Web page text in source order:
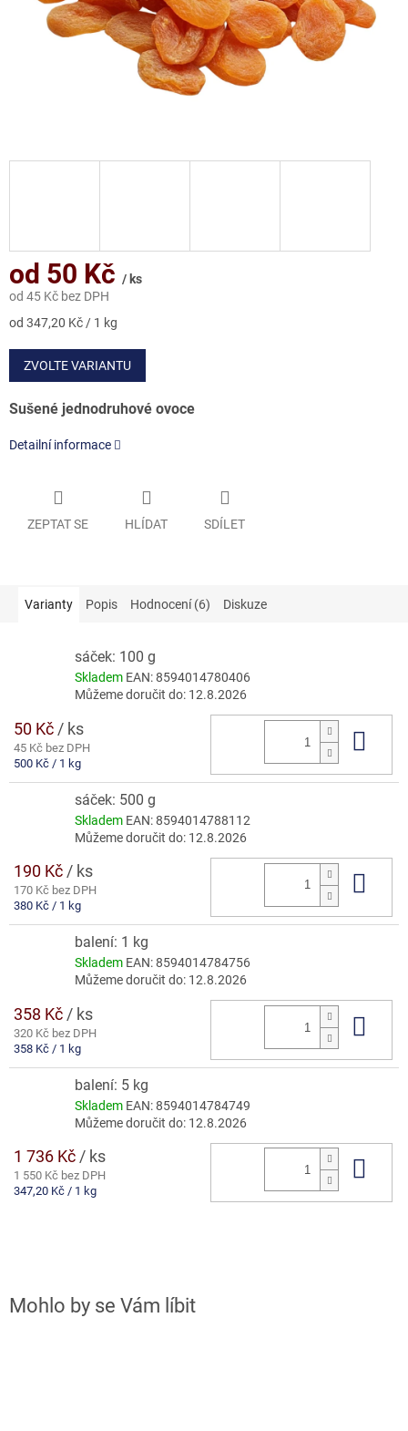
od 50 Kč / ks
od 45 Kč bez DPH
Měrná
od 347,20 Kč / 1 kg
ZVOLTE VARIANTU
Sušené jednodruhové ovoce
Detailní informace
ZEPTAT SE HLÍDAT SDÍLET
Varianty Popis Hodnocení (6) Diskuze
sáček: 100 g
Skladem EAN:8594014780406
Můžeme doručit do: 12.8.2026
50 Kč / ks
45 Kč bez DPH
Měrná
500 Kč / 1 kg
sáček: 500 g
Skladem EAN:8594014788112
Můžeme doručit do: 12.8.2026
190 Kč/ ks
170 Kč bez DPH
Měrná
380 Kč / 1 kg
balení: 1 kg
Skladem EAN:8594014784756
Můžeme doručit do: 12.8.2026
358 Kč / ks
320 Kč bez DPH
Měrná
358 Kč / 1 kg
balení: 5 kg
Skladem EAN:8594014784749
Můžeme doručit do: 12.8.2026
1 736 Kč/ ks
1 550 Kč bez DPH
Měrná
347,20 Kč / 1 kg